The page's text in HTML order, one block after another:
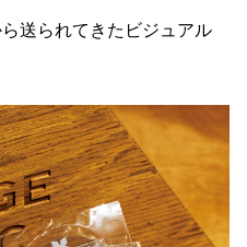
送られてきたビジュアル